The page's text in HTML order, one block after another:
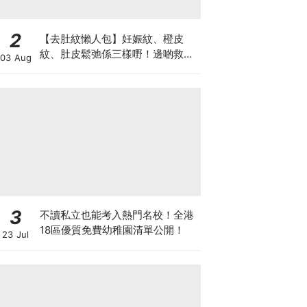
2
03 Aug
【去肚紋懶人包】妊娠紋、橙皮
紋、肚皮鬆弛係三樣嘢！邊啲救得
3
23 Jul
不讀私立也能考入熱門名校！全港
18區優質免費幼稚園清單公開！